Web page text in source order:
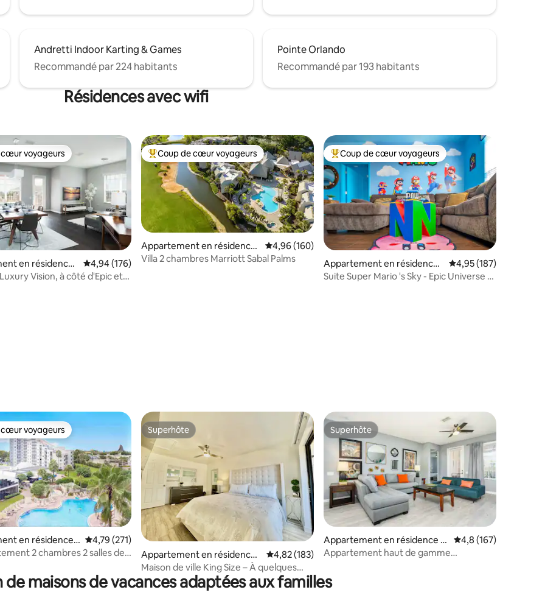
Andretti Indoor Karting & Games
Recommandé par 224 habitants
Pointe Orlando
Recommandé par 193 habitants
Résidences avec wifi
base de 106 commentaires : 4,99 sur 5
cœur voyageurs
voyageurs
en résidence ⋅
Évaluation moyenne sur la base de 176 commentaires : 4,94 sur 5
4,94 (176)
Vision, à côté d'Epic et
Coups de cœur voyageurs les plus appréciés
Coup de cœur voyageurs
Appartement en résidence
⋅ Orlando
Évaluation moyenne sur la base de 160 commentaires : 4,96 sur 5
4,96 (160)
Villa 2 chambres Marriott Sabal Palms
Coups de cœur voyageurs les plus appréciés
Coup de cœur voyageurs
Appartement en résidence ⋅
Orlando
Évaluation moyenne
4,95 (187)
Suite Super Mario 's Sky - Epic Universe 3
base de 137 commentaires : 4,95 sur 5
cœur voyageurs
voyageurs
en résidence ⋅
Évaluation moyenne sur la base de 271 commentaires : 4,79 sur 5
4,79 (271)
2 chambres 2 salles de
Superhôte
Superhôte
Appartement en résidence ⋅
Orlando
Évaluation moyenne sur la base de 183 commentaires : 4,82 sur 5
4,82 (183)
Maison de ville King Size – À quelques
minutes des Universal Studios
Superhôte
Superhôte
Appartement en résidence ⋅
Orlando
Évaluation moyenne
4,8 (167)
Appartement haut de gamme
de maisons de vacances adaptées aux familles